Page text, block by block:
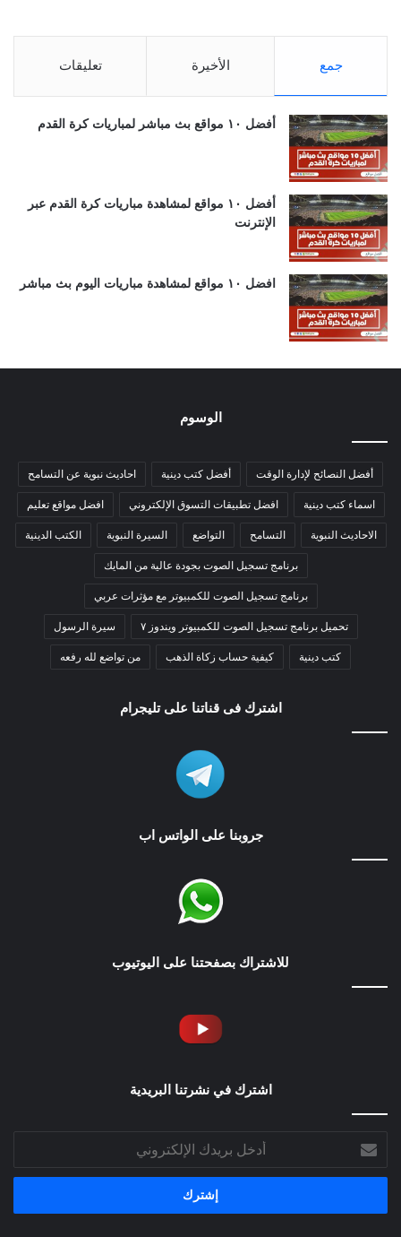
جمع الأخيرة تعليقات
أفضل ١٠ مواقع بث مباشر لمباريات كرة القدم
أفضل ١٠ مواقع لمشاهدة مباريات كرة القدم عبر
الإنترنت
افضل ١٠ مواقع لمشاهدة مباريات اليوم بث مباشر
الوسوم
أفضل النصائح لإدارة الوقت أفضل كتب دينية احاديث نبوية عن التسامح
اسماء كتب دينية افضل تطبيقات التسوق الإلكتروني افضل مواقع تعليم
الاحاديث النبوية التسامح التواضع السيرة النبوية الكتب الدينية
برنامج تسجيل الصوت بجودة عالية من المايك
برنامج تسجيل الصوت للكمبيوتر مع مؤثرات عربي
تحميل برنامج تسجيل الصوت للكمبيوتر ويندوز ٧ سيرة الرسول
كتب دينية كيفية حساب زكاة الذهب من تواضع لله رفعه
اشترك فى قناتنا على تليجرام
جروبنا على الواتس اب
للاشتراك بصفحتنا على اليوتيوب
اشترك في نشرتنا البريدية
أدخل
بريدك
الإلكتروني